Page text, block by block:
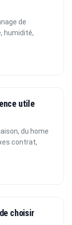
de
humidité,
utile
du home
contrat,
choisir